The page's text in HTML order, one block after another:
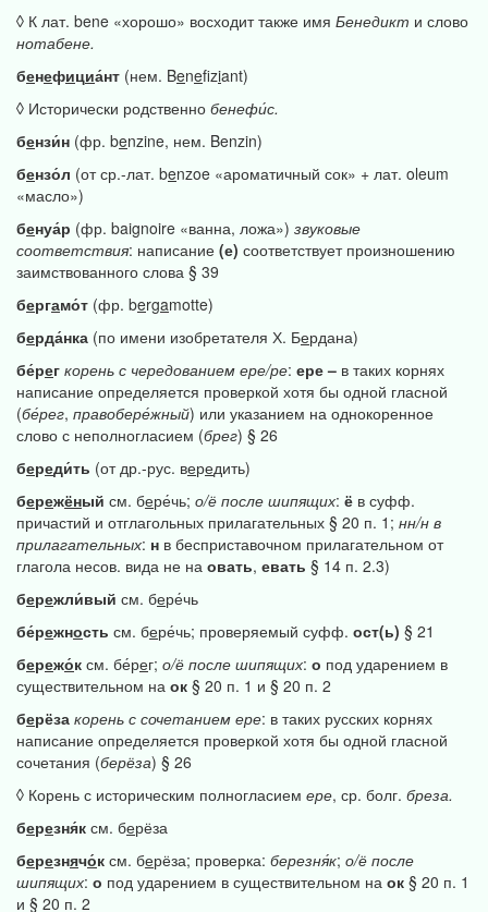
◊ К лат. bene «хорошо» восходит также имя Бенедикт и слово
нотабене.
бенефициа́нт (нем. Benefziant)
◊ Исторически родственно бенефи́с.
бензи́н (фр. benzine, нем. Benzin)
бензо́л (от ср.-лат. benzoe «ароматичный сок» + лат. oleum
«масло»)
бенуа́р (фр. baignoire «ванна, ложа») звуковые
соответствия: написание (е) соответствует произношению
заимствованного слова § 39
бергамо́т (фр. bergamotte)
берда́нка (по имени изобретателя Х. Бердана)
бе́рег корень с чередованием ере/ре: ере – в таких корнях
написание определяется проверкой хотя бы одной гласной
(бе́рег, правобере́жный) или указанием на однокоренное
слово с неполногласием (брег) § 26
береди́ть (от др.-рус. вередить)
бережёный см. бере́чь; о/ё после шипящих: ё в суфф.
причастий и отглагольных прилагательных § 20 п. 1; нн/н в
прилагательных: н в бесприставочном прилагательном от
глагола несов. вида не на овать, евать § 14 п. 2.3)
бережли́вый см. бере́чь
бе́режность см. бере́чь; проверяемый суфф. ост(ь) § 21
бережо́к см. бе́рег; о/ё после шипящих: о под ударением в
существительном на ок § 20 п. 1 и § 20 п. 2
берёза корень с сочетанием ере: в таких русских корнях
написание определяется проверкой хотя бы одной гласной
сочетания (берёза) § 26
◊ Корень с историческим полногласием ере, ср. болг. бреза.
березня́к см. берёза
березнячо́к см. берёза; проверка: березня́к; о/ё после
шипящих: о под ударением в существительном на ок § 20 п. 1
и § 20 п. 2